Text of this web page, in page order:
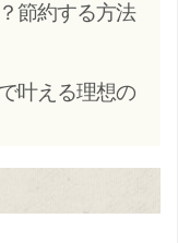
節約する方法
叶える理想の